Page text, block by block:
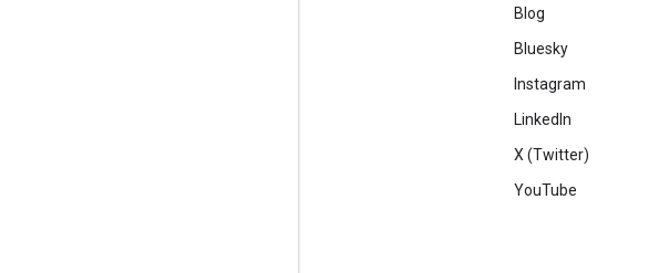
Blog
Bluesky
Instagram
LinkedIn
X (Twitter)
YouTube